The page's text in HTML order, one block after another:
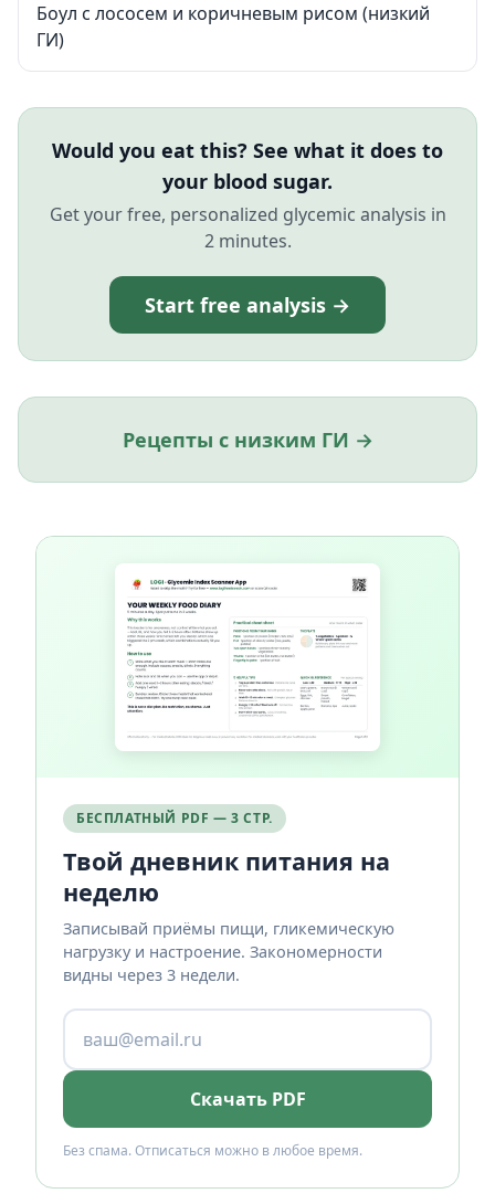
Боул с лососем и коричневым рисом (низкий
ГИ)
Would you eat this? See what it does to
your blood sugar.
Get your free, personalized glycemic analysis in
2 minutes.
Start free analysis →
Рецепты с низким ГИ →
БЕСПЛАТНЫЙ PDF — 3 СТР.
Твой дневник питания на
неделю
Записывай приёмы пищи, гликемическую
нагрузку и настроение. Закономерности
видны через 3 недели.
Скачать PDF
Без спама. Отписаться можно в любое время.